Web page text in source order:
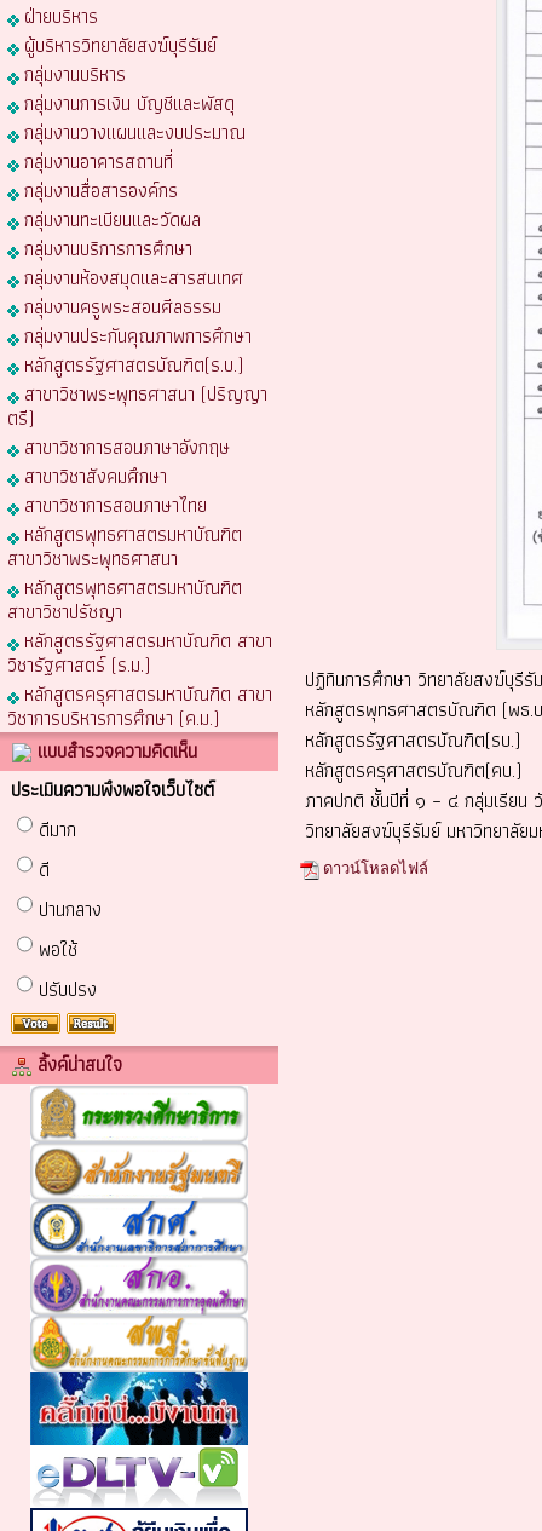
ฝ่ายบริหาร
ผู้บริหารวิทยาลัยสงฆ์บุรีรัมย์
กลุ่มงานบริหาร
กลุ่มงานการเงิน บัญชีและพัสดุ
กลุ่มงานวางแผนและงบประมาณ
กลุ่มงานอาคารสถานที่
กลุ่มงานสื่อสารองค์กร
กลุ่มงานทะเบียนและวัดผล
กลุ่มงานบริการการศึกษา
กลุ่มงานห้องสมุดและสารสนเทศ
กลุ่มงานครูพระสอนศีลธรรม
กลุ่มงานประกันคุณภาพการศึกษา
หลักสูตรรัฐศาสตรบัณฑิต(ร.บ.)
สาขาวิชาพระพุทธศาสนา (ปริญญา
ตรี)
สาขาวิชาการสอนภาษาอังกฤษ
สาขาวิชาสังคมศึกษา
สาขาวิชาการสอนภาษาไทย
หลักสูตรพุทธศาสตรมหาบัณฑิต
สาขาวิชาพระพุทธศาสนา
หลักสูตรพุทธศาสตรมหาบัณฑิต
สาขาวิชาปรัชญา
หลักสูตรรัฐศาสตรมหาบัณฑิต สาขา
วิชารัฐศาสตร์ (ร.ม.)
หลักสูตรครุศาสตรมหาบัณฑิต สาขา
วิชาการบริหารการศึกษา (ค.ม.)
แบบสำรวจความคิดเห็น
ประเมินความพึงพอใจเว็บไซต์
ดีมาก
ดี
ปานกลาง
พอใช้
ปรับปรง
ลิ้งค์น่าสนใจ
ปฏิทินการศึกษา วิทยาลัยสงฆ์บุรี
หลักสูตรพุทธศาสตรบัณฑิต (พธ.
หลักสูตรรัฐศาสตรบัณฑิต(รบ.)
หลักสูตรครุศาสตรบัณฑิต(คบ.)
ภาคปกติ ชั้นปีที่ ๑ – ๔ กลุ่มเรียน
วิทยาลัยสงฆ์บุรีรัมย์ มหาวิทยาลัย
ดาวน์โหลดไฟล์